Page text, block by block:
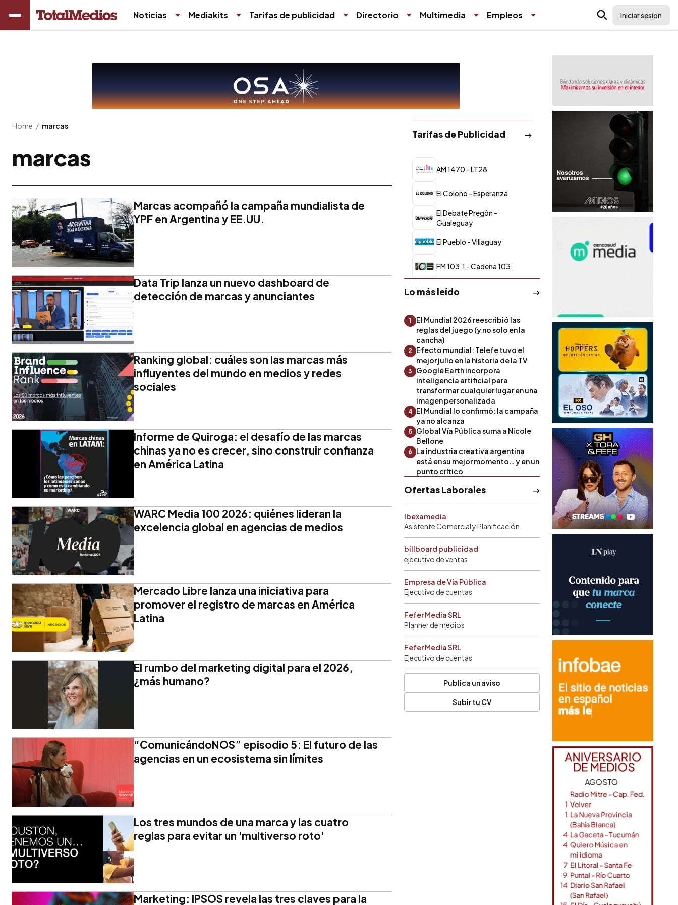
Noticias Mediakits Tarifas de publicidad Directorio Multimedia Empleos Iniciar sesion
Home / marcas
marcas
Marcas acompañó la campaña mundialista de
YPF en Argentina y EE.UU.
Data Trip lanza un nuevo dashboard de
detección de marcas y anunciantes
Ranking global: cuáles son las marcas más
influyentes del mundo en medios y redes
sociales
Informe de Quiroga: el desafío de las marcas
chinas ya no es crecer, sino construir confianza
en América Latina
WARC Media 100 2026: quiénes lideran la
excelencia global en agencias de medios
Mercado Libre lanza una iniciativa para
promover el registro de marcas en América
Latina
El rumbo del marketing digital para el 2026,
¿más humano?
“ComunicándoNOS” episodio 5: El futuro de las
agencias en un ecosistema sin límites
Los tres mundos de una marca y las cuatro
reglas para evitar un 'multiverso roto'
Marketing: IPSOS revela las tres claves para la
Tarifas de Publicidad
AM 1470 - LT28
El Colono - Esperanza
El Debate Pregón -
Gualeguay
El Pueblo - Villaguay
FM 103.1 - Cadena 103
Lo más leído
1
El Mundial 2026 reescribió las
reglas del juego (y no solo en la
cancha)
2
Efecto mundial: Telefe tuvo el
mejor julio en la historia de la TV
3
Google Earth incorpora
inteligencia artificial para
transformar cualquier lugar en una
imagen personalizada
4 El Mundial lo confirmó: la campaña
ya no alcanza
5
Global Vía Pública suma a Nicole
Bellone
6
La industria creativa argentina
está en su mejor momento… y en un
punto crítico
Ofertas Laborales
Ibexamedia
Asistente Comercial y Planificación
billboard publicidad
ejecutivo de ventas
Empresa de Vía Pública
Ejecutivo de cuentas
Fefer Media SRL
Planner de medios
Fefer Media SRL
Ejecutivo de cuentas
Publica un aviso
Subir tu CV